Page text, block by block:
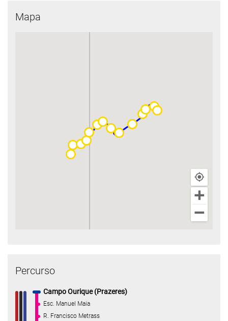
Mapa
Percurso
Campo Ourique (Prazeres)
Esc. Manuel Maia
R. Francisco Metrass